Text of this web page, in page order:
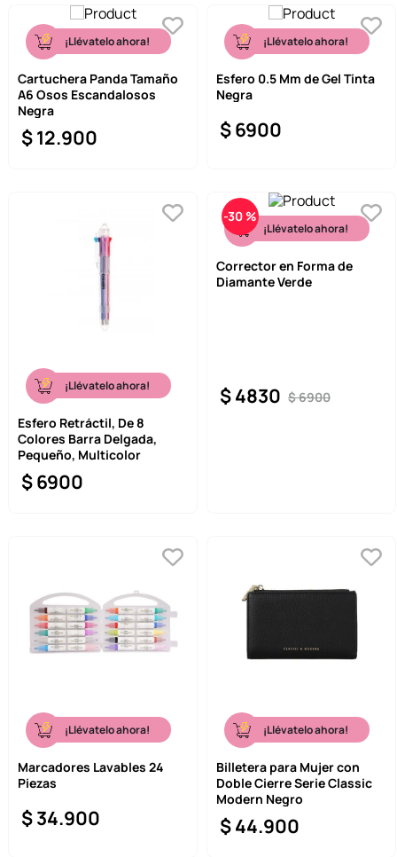
¡Llévatelo ahora!
Cartuchera Panda Tamaño
A6 Osos Escandalosos
Negra
$12.900
¡Llévatelo ahora!
Esfero 0.5 Mm de Gel Tinta
Negra
$6900
¡Llévatelo ahora!
Esfero Retráctil, De 8
Colores Barra Delgada,
Pequeño, Multicolor
$6900
-30 %
¡Llévatelo ahora!
Corrector en Forma de
Diamante Verde
$6900
$4830
¡Llévatelo ahora!
Marcadores Lavables 24
Piezas
$34.900
¡Llévatelo ahora!
Billetera para Mujer con
Doble Cierre Serie Classic
Modern Negro
$44.900